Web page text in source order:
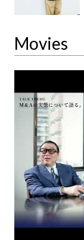
Movies